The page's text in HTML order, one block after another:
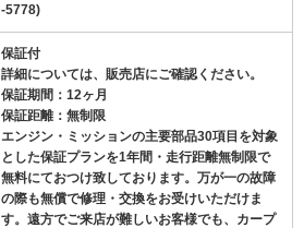
-5778)
保証付
詳細については、販売店にご確認ください。
保証期間：12ヶ月
保証距離：無制限
エンジン・ミッションの主要部品30項目を対象
とした保証プランを1年間・走行距離無制限で
無料にておつけ致しております。万が一の故障
の際も無償で修理・交換をお受けいただけま
す。遠方でご来店が難しいお客様でも、カープ